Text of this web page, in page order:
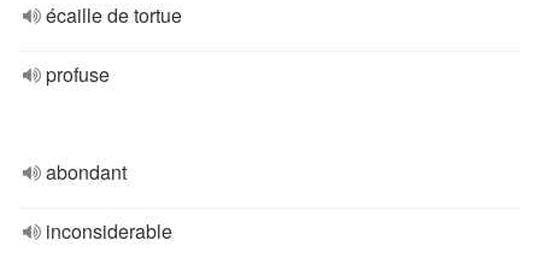
écaille de tortue
profuse
abondant
inconsiderable